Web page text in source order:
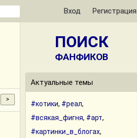
Вход Регистрация
ПОИСК
ФАНФИКОВ
Актуальные темы
#котики, #реал,
#всякая_фигня, #арт,
#картинки_в_блогах,